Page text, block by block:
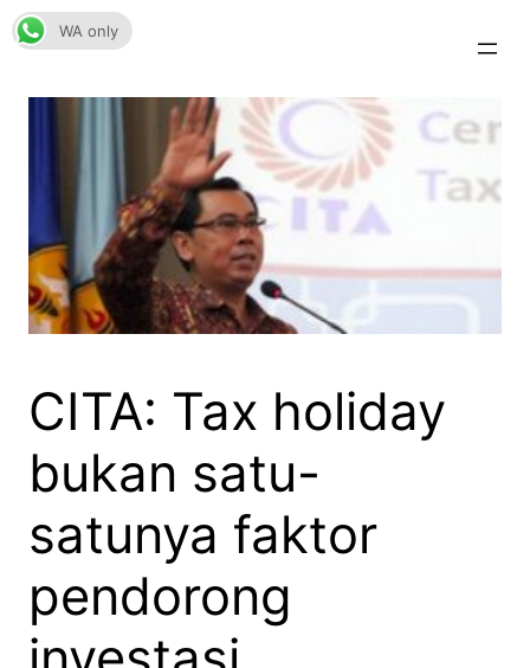
Skip
to
CITA: Tax holiday
bukan satu-
satunya faktor
pendorong
WA only